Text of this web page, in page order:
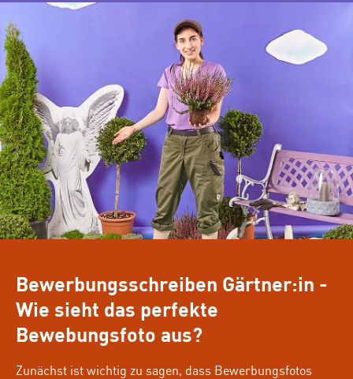
Bewerbungsschreiben Gärtner:in -
Wie sieht das perfekte
Bewebungsfoto aus?
Zunächst ist wichtig zu sagen, dass Bewerbungsfotos